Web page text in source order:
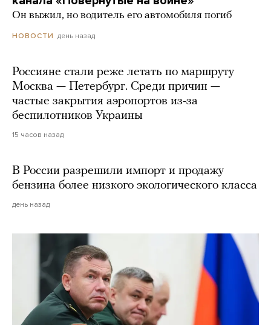
Он выжил, но водитель его автомобиля погиб
НОВОСТИ день назад
Россияне стали реже летать по маршруту
Москва — Петербург. Среди причин —
частые закрытия аэропортов из-за
беспилотников Украины
15 часов назад
В России разрешили импорт и продажу
бензина более низкого экологического класса
день назад